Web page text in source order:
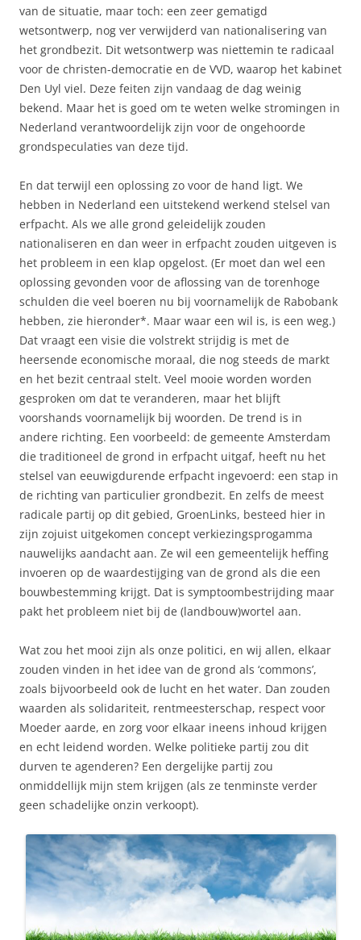
van de situatie, maar toch: een zeer gematigd
wetsontwerp, nog ver verwijderd van nationalisering van
het grondbezit. Dit wetsontwerp was niettemin te radicaal
voor de christen-democratie en de VVD, waarop het kabinet
Den Uyl viel. Deze feiten zijn vandaag de dag weinig
bekend. Maar het is goed om te weten welke stromingen in
Nederland verantwoordelijk zijn voor de ongehoorde
grondspeculaties van deze tijd.
En dat terwijl een oplossing zo voor de hand ligt. We
hebben in Nederland een uitstekend werkend stelsel van
erfpacht. Als we alle grond geleidelijk zouden
nationaliseren en dan weer in erfpacht zouden uitgeven is
het probleem in een klap opgelost. (Er moet dan wel een
oplossing gevonden voor de aflossing van de torenhoge
schulden die veel boeren nu bij voornamelijk de Rabobank
hebben, zie hieronder*. Maar waar een wil is, is een weg.)
Dat vraagt een visie die volstrekt strijdig is met de
heersende economische moraal, die nog steeds de markt
en het bezit centraal stelt. Veel mooie worden worden
gesproken om dat te veranderen, maar het blijft
voorshands voornamelijk bij woorden. De trend is in
andere richting. Een voorbeeld: de gemeente Amsterdam
die traditioneel de grond in erfpacht uitgaf, heeft nu het
stelsel van eeuwigdurende erfpacht ingevoerd: een stap in
de richting van particulier grondbezit. En zelfs de meest
radicale partij op dit gebied, GroenLinks, besteed hier in
zijn zojuist uitgekomen concept verkiezingsprogamma
nauwelijks aandacht aan. Ze wil een gemeentelijk heffing
invoeren op de waardestijging van de grond als die een
bouwbestemming krijgt. Dat is symptoombestrijding maar
pakt het probleem niet bij de (landbouw)wortel aan.
Wat zou het mooi zijn als onze politici, en wij allen, elkaar
zouden vinden in het idee van de grond als ‘commons’,
zoals bijvoorbeeld ook de lucht en het water. Dan zouden
waarden als solidariteit, rentmeesterschap, respect voor
Moeder aarde, en zorg voor elkaar ineens inhoud krijgen
en echt leidend worden. Welke politieke partij zou dit
durven te agenderen? Een dergelijke partij zou
onmiddellijk mijn stem krijgen (als ze tenminste verder
geen schadelijke onzin verkoopt).